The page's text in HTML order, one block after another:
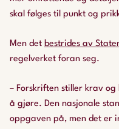
skal følges til punkt og
Men det bestrides av
regelverket foran seg.
– Forskriften stiller krav
å gjøre. Den nasjonale
oppgaven på, men det er